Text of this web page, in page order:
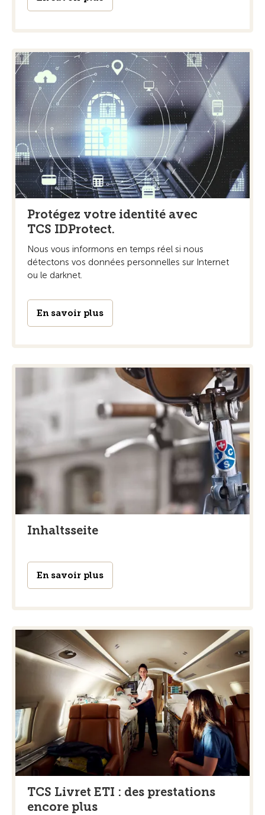
Protégez votre identité avec
TCS IDProtect.
Nous vous informons en temps réel si nous
détectons vos données personnelles sur Internet
ou le darknet.
En savoir plus
Inhaltsseite
En savoir plus
TCS Livret ETI : des prestations
encore plus